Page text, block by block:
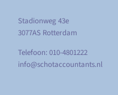
Stadionweg 43e
3077AS Rotterdam
Telefoon: 010-4801222
info@schotaccountants.nl